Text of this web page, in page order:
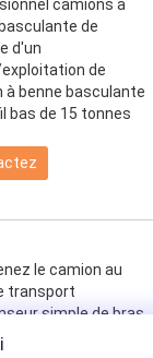
camions à
de
d'un
de
à benne basculante
bas de 15 tonnes
le camion au
transport
simple de bras
RS-3 pour le